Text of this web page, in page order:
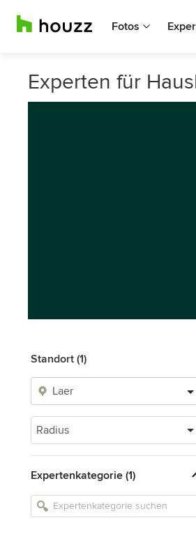
Fotos
Experten für
Standort (1)
Radius
Expertenkategorie (1)